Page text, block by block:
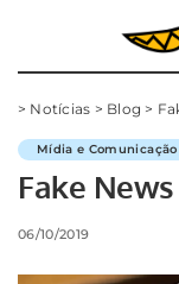
> Notícias > Blog >
Mídia e Comunicação
Fake
06/10/2019